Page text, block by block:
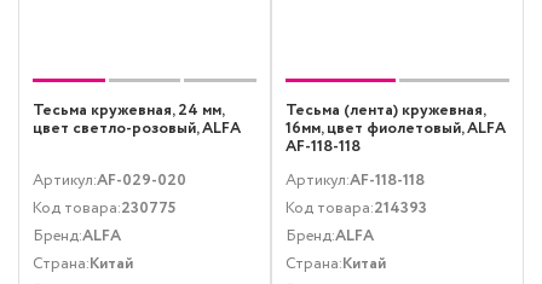
Тесьма кружевная, 24 мм,
цвет светло-розовый, ALFA
Артикул:AF-029-020
Код товара:230775
Бренд:ALFA
Страна:Китай
Тесьма (лента) кружевная,
16мм, цвет фиолетовый, ALFA
AF-118-118
Артикул:AF-118-118
Код товара:214393
Бренд:ALFA
Страна:Китай